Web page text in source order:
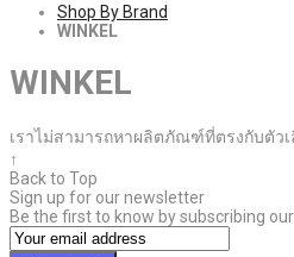
Shop By Brand
WINKEL
WINKEL
เราไม่สามารถหาผลิตภัณฑ์ที่ตรงกับตัวเ
↑
Back to Top
Sign up for our newsletter
Be the first to know by subscribing